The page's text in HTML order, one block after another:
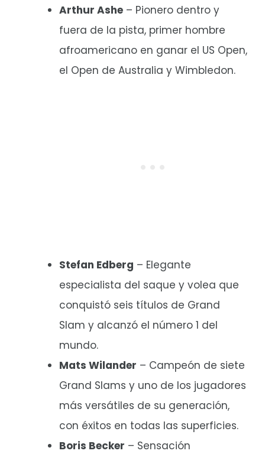
Arthur Ashe – Pionero dentro y
fuera de la pista, primer hombre
afroamericano en ganar el US Open,
el Open de Australia y Wimbledon.
Stefan Edberg – Elegante
especialista del saque y volea que
conquistó seis títulos de Grand
Slam y alcanzó el número 1 del
mundo.
Mats Wilander – Campeón de siete
Grand Slams y uno de los jugadores
más versátiles de su generación,
con éxitos en todas las superficies.
Boris Becker – Sensación